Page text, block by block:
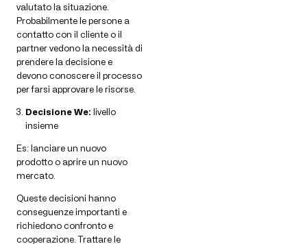
valutato la situazione.
Probabilmente le persone a
contatto con il cliente o il
partner vedono la necessità di
prendere la decisione e
devono conoscere il processo
per farsi approvare le risorse.
Decisione We: livello
insieme
Es: lanciare un nuovo
prodotto o aprire un nuovo
mercato.
Queste decisioni hanno
conseguenze importanti e
richiedono confronto e
cooperazione. Trattare le